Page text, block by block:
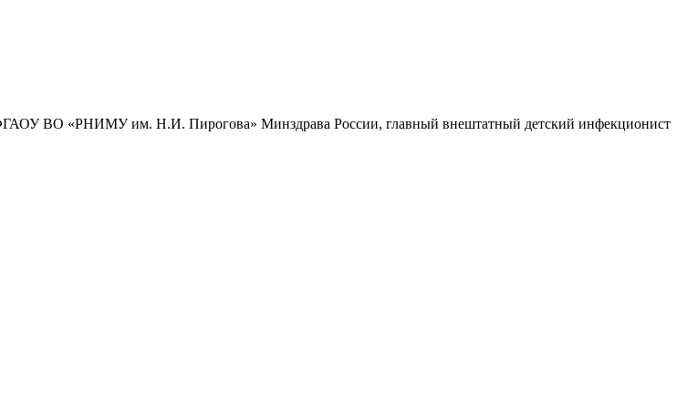
ВО «РНИМУ им. Н.И. Пирогова» Минздрава России, главный внештатный детский инфекционист